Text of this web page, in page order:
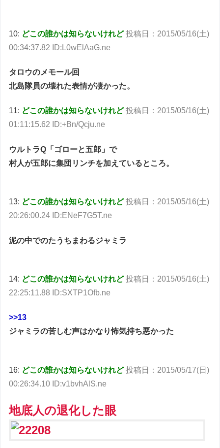
10: どこの誰かは知らないけれど 投稿日：2015/05/16(土)
00:34:37.82 ID:L0wElAaG.ne
タロウのメモール回
北島隊員の壊れた表情が凄かった。
11: どこの誰かは知らないけれど 投稿日：2015/05/16(土)
01:11:15.62 ID:+Bn/Qcju.ne
ウルトラQ「ゴローと五郎」で
村人が五郎に集団リンチを加えているところ。
13: どこの誰かは知らないけれど 投稿日：2015/05/16(土)
20:26:00.24 ID:ENeF7G5T.ne
泥の中でのたうちまわるジャミラ
14: どこの誰かは知らないけれど 投稿日：2015/05/16(土)
22:25:11.88 ID:SXTP1Ofb.ne
>>13
ジャミラの苦しむ声はかなり怖気持ち悪かった
16: どこの誰かは知らないけれど 投稿日：2015/05/17(日)
00:26:34.10 ID:v1bvhAlS.ne
地底人の退化した眼